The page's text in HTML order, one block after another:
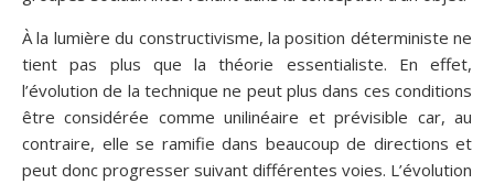
À la lumière du constructivisme, la position déterministe ne
tient pas plus que la théorie essentialiste. En effet,
l’évolution de la technique ne peut plus dans ces conditions
être considérée comme unilinéaire et prévisible car, au
contraire, elle se ramifie dans beaucoup de directions et
peut donc progresser suivant différentes voies. L’évolution